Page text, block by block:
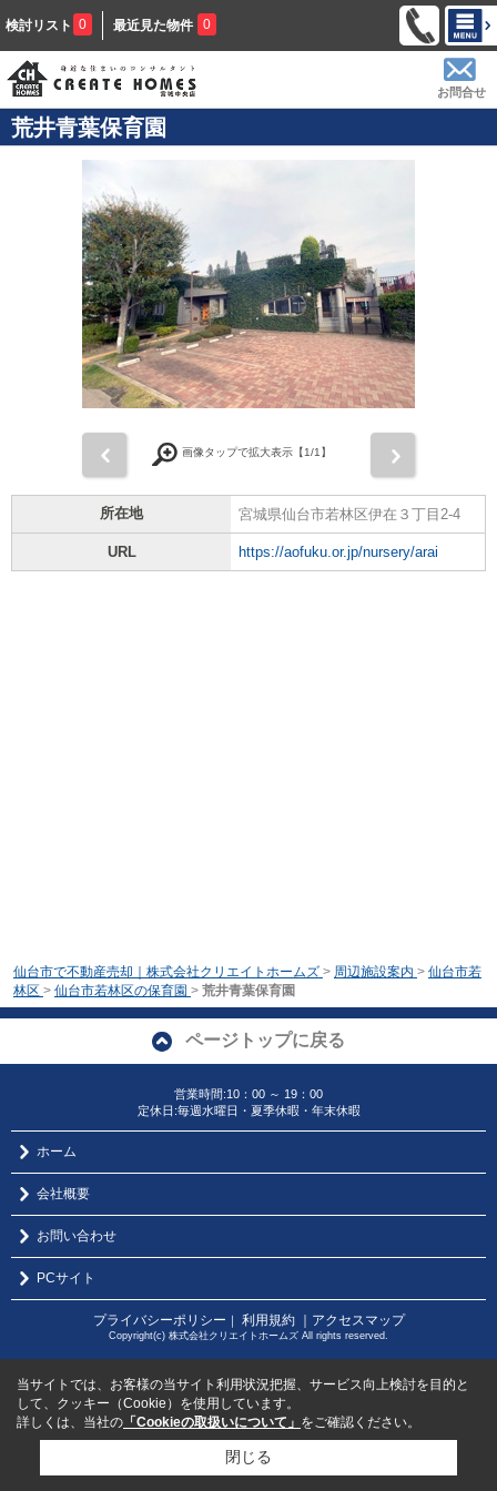
検討リスト 0 最近見た物件 0
お問合せ
荒井青葉保育園
画像タップで拡大表示【1/1】
所在地 宮城県仙台市若林区伊在３丁目2-4
URL https://aofuku.or.jp/nursery/arai
仙台市で不動産売却｜株式会社クリエイトホームズ > 周辺施設案内 > 仙台市若
林区 > 仙台市若林区の保育園 > 荒井青葉保育園
ページトップに戻る
営業時間:10：00 ～ 19：00
定休日:毎週水曜日・夏季休暇・年末休暇
ホーム
会社概要
お問い合わせ
PCサイト
プライバシーポリシー ｜ 利用規約 ｜アクセスマップ
Copyright(c) 株式会社クリエイトホームズ All rights reserved.
当サイトでは、お客様の当サイト利用状況把握、サービス向上検討を目的と
して、クッキー（Cookie）を使用しています。
詳しくは、当社の 「Cookieの取扱いについて」 をご確認ください。
閉じる